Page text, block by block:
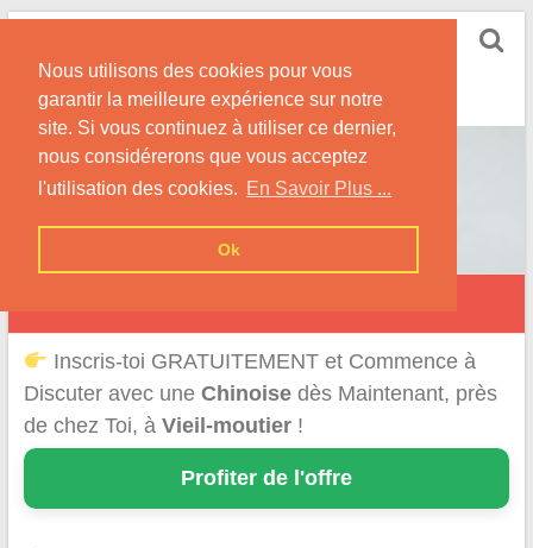
Nous utilisons des cookies pour vous
garantir la meilleure expérience sur notre
site. Si vous continuez à utiliser ce dernier,
nous considérerons que vous acceptez
l'utilisation des cookies. En Savoir Plus ...
Ok
Skip
content
Nos Conseils pour Rencontrer Une Femme
Originaire de Chine !
Inscris-toi GRATUITEMENT et Commence à
Discuter avec une Chinoisedès Maintenant, près
de chez Toi, à Vieil-moutier!
Profiter de l'offre